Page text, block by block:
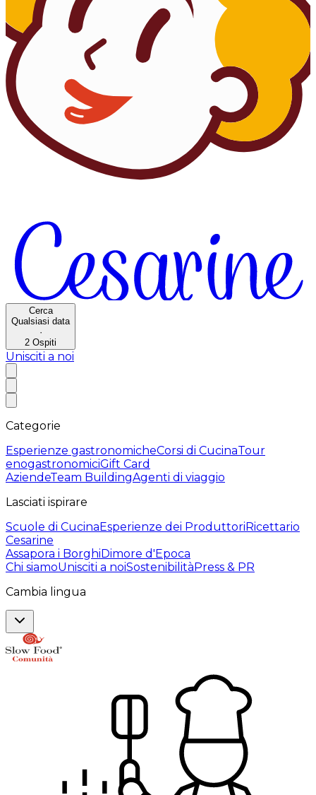
Cerca
Qualsiasi data
·
2 Ospiti
Unisciti a noi
Categorie
Esperienze gastronomicheCorsi di CucinaTour
enogastronomiciGift Card
AziendeTeam BuildingAgenti di viaggio
Lasciati ispirare
Scuole di CucinaEsperienze dei ProduttoriRicettario
Cesarine
Assapora i BorghiDimore d'Epoca
Chi siamoUnisciti a noiSostenibilitàPress & PR
Cambia lingua